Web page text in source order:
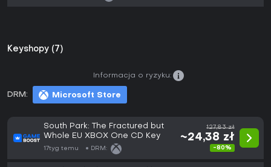
Keyshopy (7)
DRM: Microsoft Store
Informacja o ryzyku:
South Park: The Fractured but
Whole EU XBOX One CD Key
17tyg temu DRM:
127,83 zł
~24,38 zł
-80%